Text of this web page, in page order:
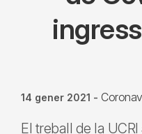
14 gener 2021 -
El treball de la